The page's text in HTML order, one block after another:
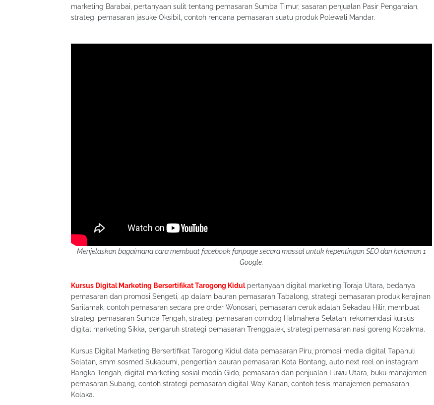
marketing Barabai, pertanyaan sulit tentang pemasaran Sumba Timur, sasaran penjualan Pasir Pengaraian,
strategi pemasaran jasuke Oksibil, contoh rencana pemasaran suatu produk Polewali Mandar.
Menjelaskan bagaimana cara membuat facebook fanpage secara massal untuk kepentingan SEO dan halaman 1
Google.
Kursus Digital Marketing Bersertifikat Tarogong Kidulpertanyaan digital marketing Toraja Utara, bedanya
pemasaran dan promosi Sengeti, 4p dalam bauran pemasaran Tabalong, strategi pemasaran produk kerajinan
Sarilamak, contoh pemasaran secara pre order Wonosari, pemasaran ceruk adalah Sekadau Hilir, membuat
strategi pemasaran Sumba Tengah, strategi pemasaran corndog Halmahera Selatan, rekomendasi kursus
digital marketing Sikka, pengaruh strategi pemasaran Trenggalek, strategi pemasaran nasi goreng Kobakma.
Kursus Digital Marketing Bersertifikat Tarogong Kidul data pemasaran Piru, promosi media digital Tapanuli
Selatan, smm sosmed Sukabumi, pengertian bauran pemasaran Kota Bontang, auto next reel on instagram
Bangka Tengah, digital marketing sosial media Gido, pemasaran dan penjualan Luwu Utara, buku manajemen
pemasaran Subang, contoh strategi pemasaran digital Way Kanan, contoh tesis manajemen pemasaran
Kolaka.